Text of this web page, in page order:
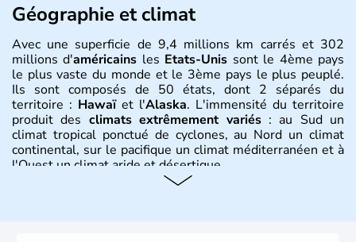
Géographie et climat
Avec une superficie de 9,4 millions km carrés et 302
millions d'américains les Etats-Unis sont le 4ème pays
le plus vaste du monde et le 3ème pays le plus peuplé.
Ils sont composés de 50 états, dont 2 séparés du
territoire : Hawaïet l'Alaska. L'immensité du territoire
produit des climats extrêmement variés: au Sud un
climat tropical ponctué de cyclones, au Nord un climat
continental, sur le pacifique un climat méditerranéen et à
l'Ouest un climat aride et désertique.